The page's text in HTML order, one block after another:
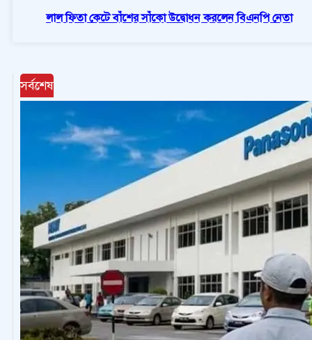
লাল ফিতা কেটে বাঁশের সাঁকো উদ্বোধন করলেন বিএনপি নেতা
সর্বশেষ